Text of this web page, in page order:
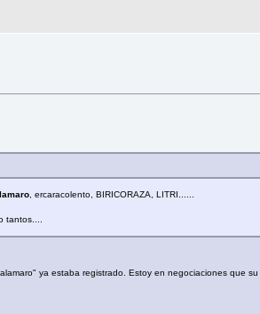
, ercaracolento, BIRICORAZA, LITRI......
tantos....
ya estaba registrado. Estoy en negociaciones que